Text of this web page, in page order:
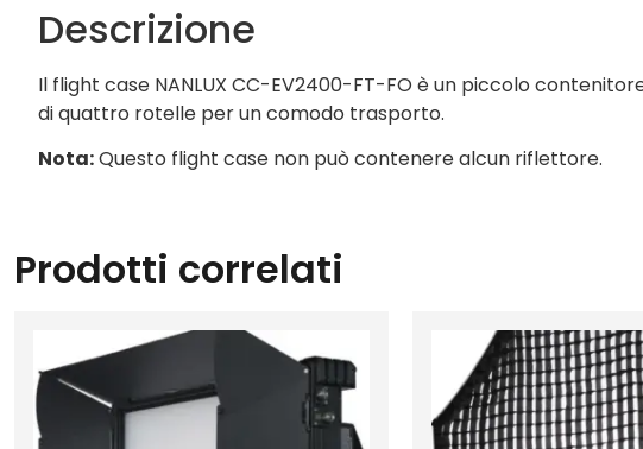
Descrizione
Il flight case NANLUX CC-EV2400-FT-FO è un piccolo
di quattro rotelle per un comodo trasporto.
Nota:Questo flight case non può contenere alcun riflettore.
Prodotti correlati